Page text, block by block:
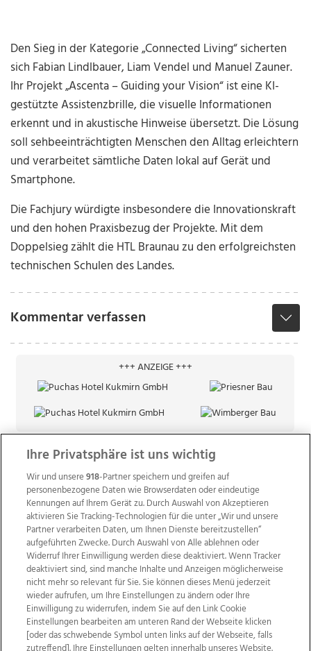
Den Sieg in der Kategorie „Connected Living“ sicherten
sich Fabian Lindlbauer, Liam Vendel und Manuel Zauner.
Ihr Projekt „Ascenta – Guiding your Vision“ ist eine KI-
gestützte Assistenzbrille, die visuelle Informationen
erkennt und in akustische Hinweise übersetzt. Die Lösung
soll sehbeeinträchtigten Menschen den Alltag erleichtern
und verarbeitet sämtliche Daten lokal auf Gerät und
Smartphone.
Die Fachjury würdigte insbesondere die Innovationskraft
und den hohen Praxisbezug der Projekte. Mit dem
Doppelsieg zählt die HTL Braunau zu den erfolgreichsten
technischen Schulen des Landes.
Kommentar verfassen
+++ ANZEIGE +++
Wir über uns Mediadaten Kontakt
Jobs
Datenschutz
Impressum
AGB Anzeigekunden
Ihre Privatsphäre ist uns wichtig
Wir und unsere918-Partner speichern und greifen auf
personenbezogene Daten wie Browserdaten oder eindeutige
Kennungen auf Ihrem Gerät zu. Durch Auswahl von Akzeptieren
aktivieren Sie Tracking-Technologien für die unter „Wir und unsere
Partner verarbeiten Daten, um Ihnen Dienste bereitzustellen“
aufgeführten Zwecke. Durch Auswahl von Alle ablehnen oder
Widerruf Ihrer Einwilligung werden diese deaktiviert. Wenn Tracker
deaktiviert sind, sind manche Inhalte und Anzeigen möglicherweise
nicht mehr so relevant für Sie. Sie können dieses Menü jederzeit
wieder aufrufen, um Ihre Einstellungen zu ändern oder Ihre
Einwilligung zu widerrufen, indem Sie auf den Link Cookie
Einstellungen bearbeiten am unteren Rand der Webseite klicken
[oder das schwebende Symbol unten links auf der Webseite, falls